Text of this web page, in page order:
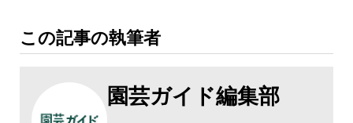
この記事の執筆者
園芸ガイド編集部